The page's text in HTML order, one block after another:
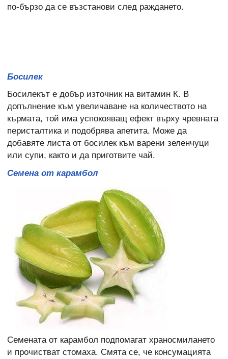
по-бързо да се възстанови след раждането.
Босилек
Босилекът е добър източник на витамин К. В
допълнение към увеличаване на количеството на
кърмата, той има успокояващ ефект върху чревната
перисталтика и подобрява апетита. Може да
добавяте листа от босилек към варени зеленчуци
или супи, както и да приготвите чай.
Семена от карамбол
Семената от карамбол подпомагат храносмилането
и прочистват стомаха. Смята се, че консумацията